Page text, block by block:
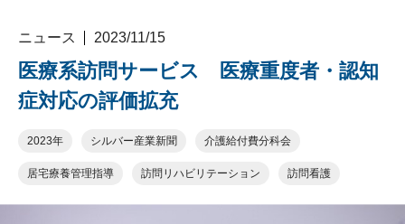
ニュース 2023/11/15
医療系訪問サービス 医療重度者・認知
症対応の評価拡充
2023年 シルバー産業新聞 介護給付費分科会
居宅療養管理指導 訪問リハビリテーション 訪問看護